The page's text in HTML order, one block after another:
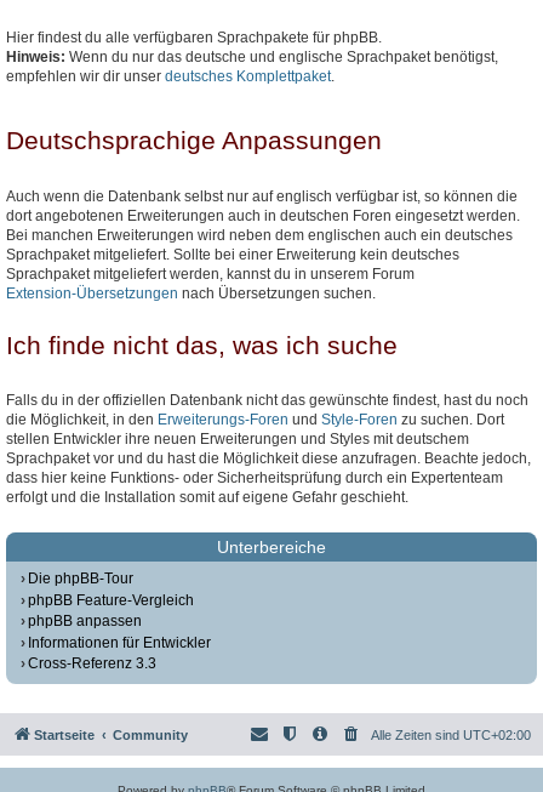
Hier findest du alle verfügbaren Sprachpakete für phpBB.
Hinweis: Wenn du nur das deutsche und englische Sprachpaket benötigst,
empfehlen wir dir unser deutsches Komplettpaket.
Deutschsprachige Anpassungen
Auch wenn die Datenbank selbst nur auf englisch verfügbar ist, so können die
dort angebotenen Erweiterungen auch in deutschen Foren eingesetzt werden.
Bei manchen Erweiterungen wird neben dem englischen auch ein deutsches
Sprachpaket mitgeliefert. Sollte bei einer Erweiterung kein deutsches
Sprachpaket mitgeliefert werden, kannst du in unserem Forum
Extension-Übersetzungen nach Übersetzungen suchen.
Ich finde nicht das, was ich suche
Falls du in der offiziellen Datenbank nicht das gewünschte findest, hast du noch
die Möglichkeit, in den Erweiterungs-Foren und Style-Foren zu suchen. Dort
stellen Entwickler ihre neuen Erweiterungen und Styles mit deutschem
Sprachpaket vor und du hast die Möglichkeit diese anzufragen. Beachte jedoch,
dass hier keine Funktions- oder Sicherheitsprüfung durch ein Expertenteam
erfolgt und die Installation somit auf eigene Gefahr geschieht.
Unterbereiche
Die phpBB-Tour
phpBB Feature-Vergleich
phpBB anpassen
Informationen für Entwickler
Cross-Referenz 3.3
Startseite Community Alle Zeiten sind UTC+02:00